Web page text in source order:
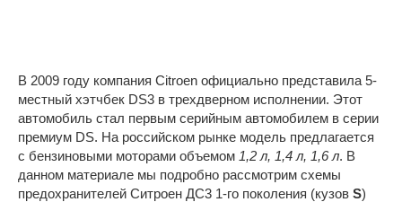
В 2009 году компания Citroen официально представила 5-
местный хэтчбек DS3 в трехдверном исполнении. Этот
автомобиль стал первым серийным автомобилем в серии
премиум DS. На российском рынке модель предлагается
с бензиновыми моторами объемом 1,2 л, 1,4 л, 1,6 л. В
данном материале мы подробно рассмотрим схемы
предохранителей Ситроен ДС3 1-го поколения (кузов S)